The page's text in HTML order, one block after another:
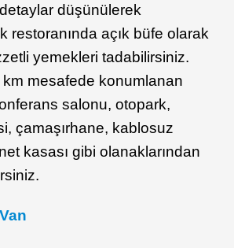
düşünülerek
restoranında açık büfe olarak
yemekleri tadabilirsiniz.
km mesafede konumlanan
salonu, otopark,
çamaşırhane, kablosuz
kasası gibi olanaklarından